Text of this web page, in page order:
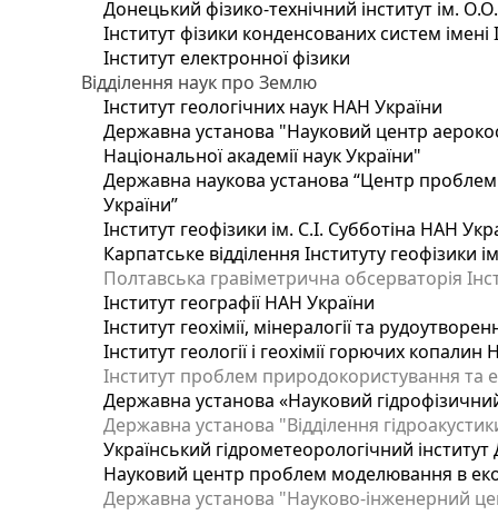
Донецький фізико-технічний інститут ім.
Інститут фізики конденсованих систем
Інститут електронної фізики
Відділення наук про Землю
Інститут геологічних наук НАН України
Державна установа "Науковий центр
Національної академії наук України"
Державна наукова установа “Центр проблем
України”
Інститут геофізики ім. С.І. Субботіна НАН
Карпатське відділення Інституту геофізики
Полтавська гравіметрична обсерваторія
Інститут географії НАН України
Інститут геохімії, мінералогії та
Інститут геології і геохімії горючих
Інститут проблем природокористування та
Державна установа «Науковий
Державна установа "Відділення
Український гідрометеорологічний
Науковий центр проблем моделювання в
Державна установа "Науково-інженерний